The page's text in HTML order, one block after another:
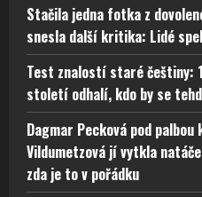
Stačila jedna fotka z
snesla další kritika: Lidé
Test znalostí staré češtiny:
století odhalí, kdo by se
Dagmar Pecková pod
Vildumetzová jí vytkla
zda je to v pořádku